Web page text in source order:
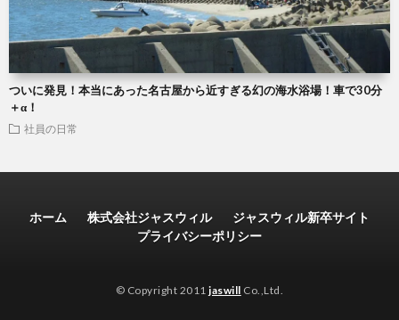
ついに発見！本当にあった名古屋から近すぎる幻の海水浴場！車で30分
＋α！
社員の日常
ホーム 株式会社ジャスウィル
ジャスウィル新卒サイト
プライバシーポリシー
© Copyright 2011jaswill Co.,Ltd.